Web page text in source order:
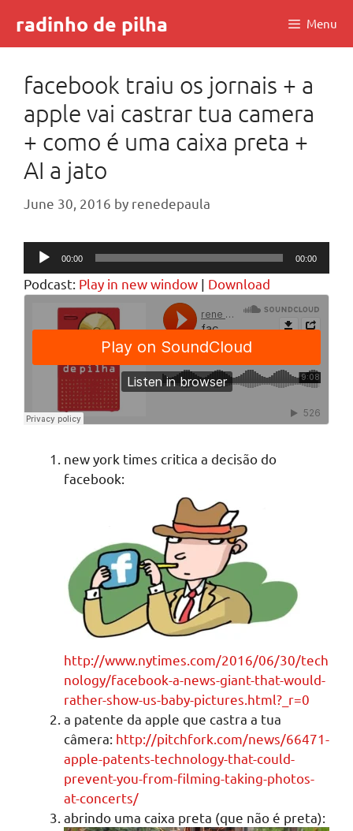
content
radinho de pilha Menu
facebook traiu os jornais + a
apple vai castrar tua camera
+ como é uma caixa preta +
AI a jato
June 30, 2016 by renedepaula
Audio
Player
00:00 00:00
Podcast: Play in new window | Download
new york times critica a decisão do
facebook:
http://www.nytimes.com/2016/06/30/tech
nology/facebook-a-news-giant-that-would-
rather-show-us-baby-pictures.html?_r=0
a patente da apple que castra a tua
câmera: http://pitchfork.com/news/66471-
apple-patents-technology-that-could-
prevent-you-from-filming-taking-photos-
at-concerts/
abrindo uma caixa preta (que não é preta):